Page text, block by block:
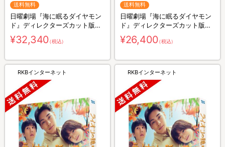
送料無料
日曜劇場『海に眠るダイヤモン
ド』ディレクターズカット版／
Blu-ray BOX（送料無料・4枚
組）
¥32,340（税込）
送料無料
日曜劇場『海に眠るダイヤモン
ド』ディレクターズカット版／
DVD-BOX（送料無料・6枚組）
¥26,400（税込）
RKBインターネット RKBインターネット